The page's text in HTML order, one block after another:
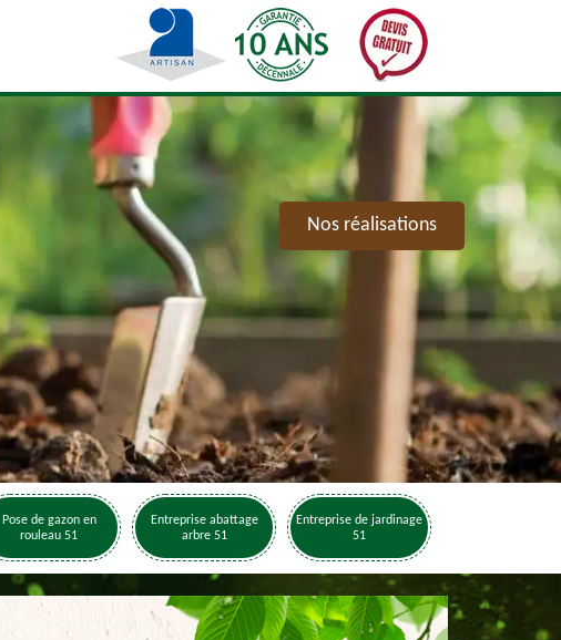
Nos réalisations
Pose de gazon en
rouleau 51
Entreprise abattage
arbre 51
Entreprise de jardinage
51